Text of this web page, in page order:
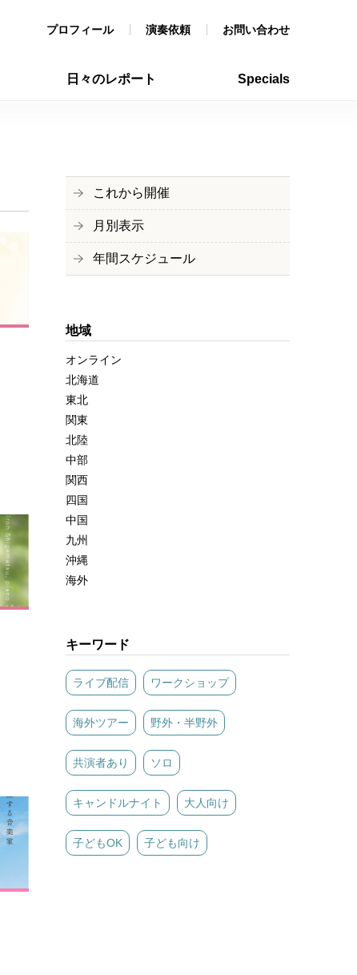
プロフィール 演奏依頼 お問い合わせ
日々のレポート Specials
これから開催
月別表示
年間スケジュール
地域
オンライン
北海道
東北
関東
北陸
中部
関西
四国
中国
九州
沖縄
海外
キーワード
ライブ配信 ワークショップ
海外ツアー 野外・半野外
共演者あり ソロ
キャンドルナイト 大人向け
子どもOK 子ども向け